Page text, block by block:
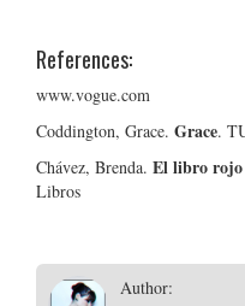
References:
www.vogue.com
Coddington, Grace. Grace.
Chávez, Brenda. El libro rojo
Libros
Author: